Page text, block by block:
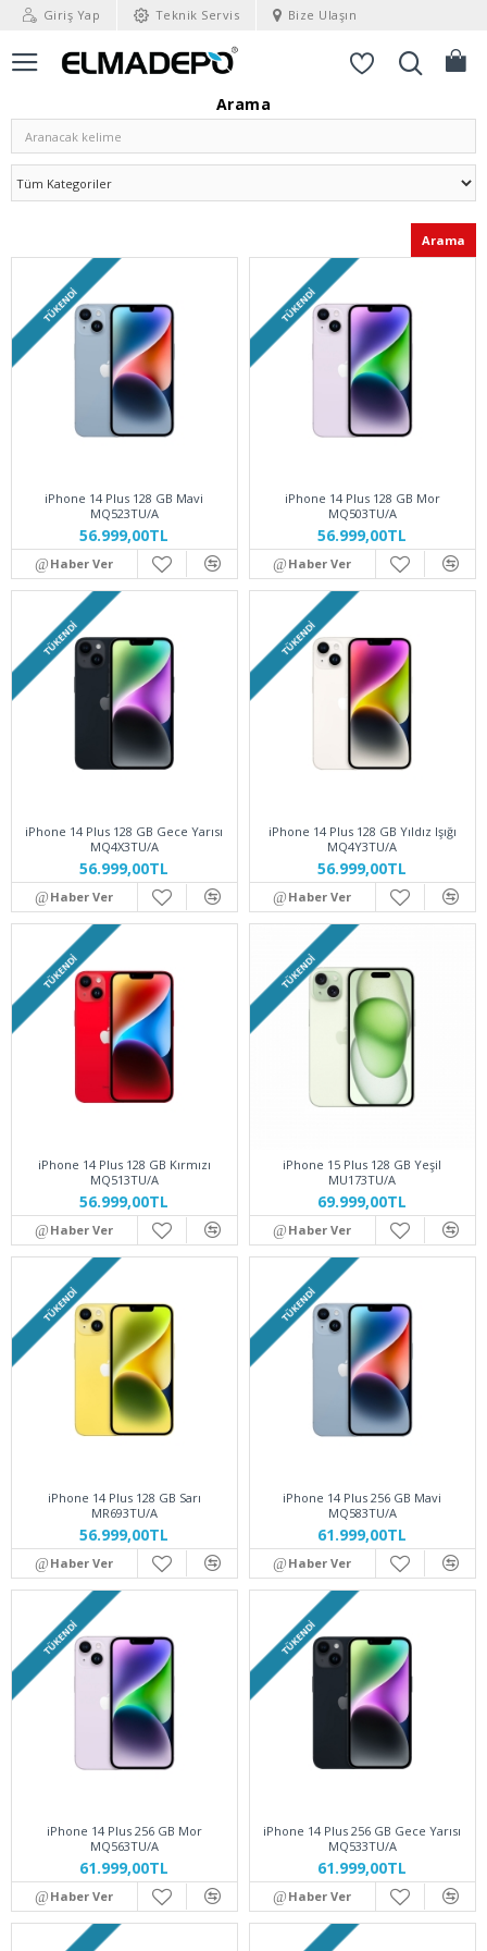
Giriş Yap Teknik Servis Bize Ulaşın
Arama
Arama
TÜKENDI
iPhone 14 Plus 128 GB Mavi
MQ523TU/A
56.999,00TL
Haber Ver
TÜKENDI
iPhone 14 Plus 128 GB Mor
MQ503TU/A
56.999,00TL
Haber Ver
TÜKENDI
iPhone 14 Plus 128 GB Gece Yarısı
MQ4X3TU/A
56.999,00TL
Haber Ver
TÜKENDI
iPhone 14 Plus 128 GB Yıldız Işığı
MQ4Y3TU/A
56.999,00TL
Haber Ver
TÜKENDI
iPhone 14 Plus 128 GB Kırmızı
MQ513TU/A
56.999,00TL
Haber Ver
TÜKENDI
iPhone 15 Plus 128 GB Yeşil
MU173TU/A
69.999,00TL
Haber Ver
TÜKENDI
iPhone 14 Plus 128 GB Sarı
MR693TU/A
56.999,00TL
Haber Ver
TÜKENDI
iPhone 14 Plus 256 GB Mavi
MQ583TU/A
61.999,00TL
Haber Ver
TÜKENDI
iPhone 14 Plus 256 GB Mor
MQ563TU/A
61.999,00TL
Haber Ver
TÜKENDI
iPhone 14 Plus 256 GB Gece Yarısı
MQ533TU/A
61.999,00TL
Haber Ver